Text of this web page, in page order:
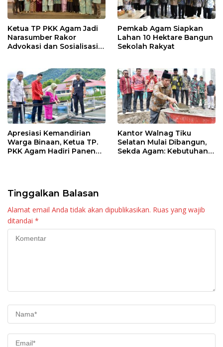
Ketua TP PKK Agam Jadi
Narasumber Rakor
Advokasi dan Sosialisasi
Pemkab Agam Siapkan
Lahan 10 Hektare Bangun
Sekolah Rakyat
Apresiasi Kemandirian
Warga Binaan, Ketua TP.
PKK Agam Hadiri Panen
Kantor Walnag Tiku
Selatan Mulai Dibangun,
Sekda Agam: Kebutuhan
Tinggalkan Balasan
Alamat email Anda tidak akan dipublikasikan. Ruas yang wajib
ditandai *